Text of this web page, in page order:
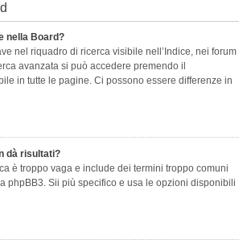
nella Board?
nel riquadro di ricerca visibile nell’Indice, nei forum
avanzata si può accedere premendo il
in tutte le pagine. Ci possono essere differenze in
dà risultati?
è troppo vaga e include dei termini troppo comuni
phpBB3. Sii più specifico e usa le opzioni disponibili